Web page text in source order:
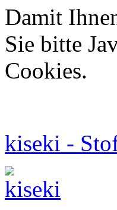
Damit
Sie bitte
Cookies.
kiseki -